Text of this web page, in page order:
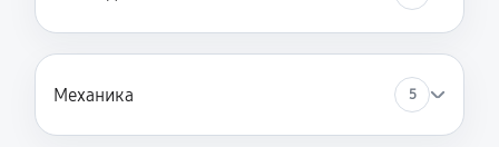
Механика 5